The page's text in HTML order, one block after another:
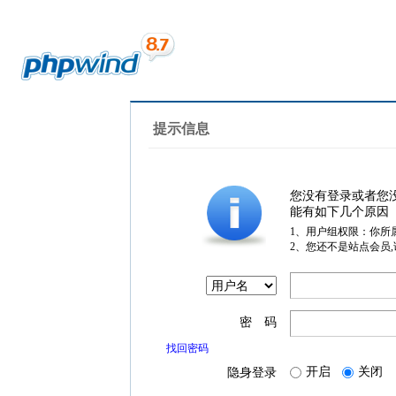
提示信息
您没有登录或者您
能有如下几个原因
1、用户组权限：你所
2、您还不是站点会员
密 码
找回密码
隐身登录 开启 关闭